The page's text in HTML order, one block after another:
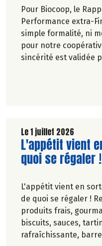
Pour Biocoop, le
Performance extra-
simple formalité, ni
pour notre
sincérité est validée
vis de l'ensemble
(Paysan.ne.s
accessible et
Le 1 juillet 2026
Lire la suite de
L'appétit vient
quoi se régaler !
L'appétit vient en
de quoi se régaler !
produits frais,
biscuits, sauces,
rafraîchissante,